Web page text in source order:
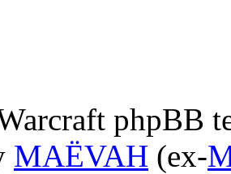
phpBB
MAËVAH (ex-